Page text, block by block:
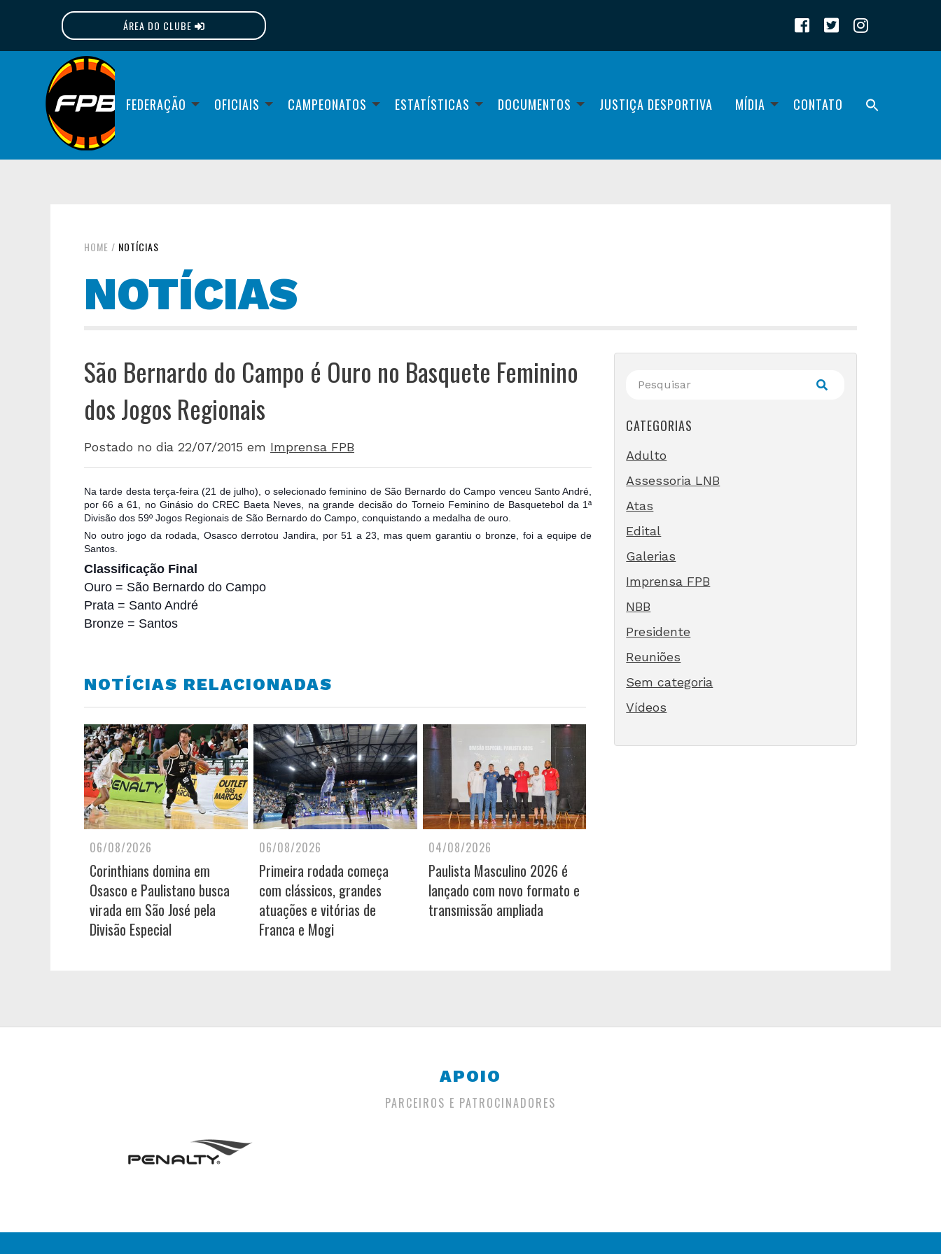
ÁREA DO CLUBE
FEDERAÇÃO OFICIAIS CAMPEONATOS ESTATÍSTICAS DOCUMENTOS JUSTIÇA DESPORTIVA MÍDIA CONTATO
HOME / NOTÍCIAS
NOTÍCIAS
São Bernardo do Campo é Ouro no Basquete Feminino
dos Jogos Regionais
Postado no dia 22/07/2015 em Imprensa FPB
Na tarde desta terça-feira (21 de julho), o selecionado feminino de São Bernardo do Campo venceu Santo André,
por 66 a 61, no Ginásio do CREC Baeta Neves, na grande decisão do Torneio Feminino de Basquetebol da 1ª
Divisão dos 59º Jogos Regionais de São Bernardo do Campo, conquistando a medalha de ouro.
No outro jogo da rodada, Osasco derrotou Jandira, por 51 a 23, mas quem garantiu o bronze, foi a equipe de
Santos.
Classificação Final
Ouro = São Bernardo do Campo
Prata = Santo André
Bronze = Santos
NOTÍCIAS RELACIONADAS
06/08/2026
Corinthians domina em
Osasco e Paulistano busca
virada em São José pela
Divisão Especial
06/08/2026
Primeira rodada começa
com clássicos, grandes
atuações e vitórias de
Franca e Mogi
04/08/2026
Paulista Masculino 2026 é
lançado com novo formato e
transmissão ampliada
CATEGORIAS
Adulto
Assessoria LNB
Atas
Edital
Galerias
Imprensa FPB
NBB
Presidente
Reuniões
Sem categoria
Vídeos
APOIO
PARCEIROS E PATROCINADORES